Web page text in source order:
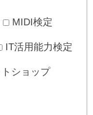
MIDI検定
IT活用能力検定
ショップ